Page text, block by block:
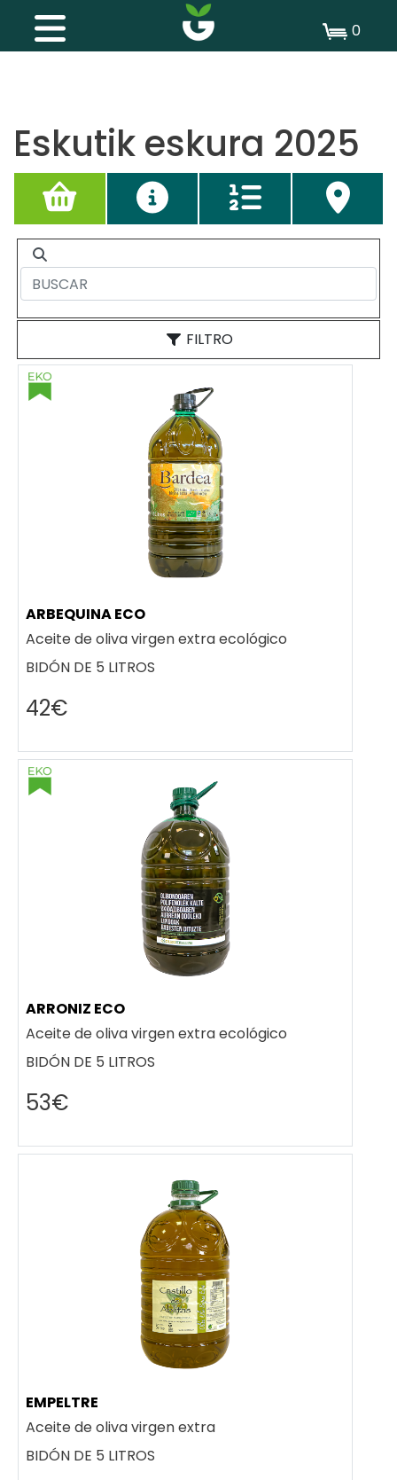
0
Eskutik eskura 2025
FILTRO
ARBEQUINA ECO
Aceite de oliva virgen extra ecológico
BIDÓN DE 5 LITROS
42€
ARRONIZ ECO
Aceite de oliva virgen extra ecológico
BIDÓN DE 5 LITROS
53€
EMPELTRE
Aceite de oliva virgen extra
BIDÓN DE 5 LITROS